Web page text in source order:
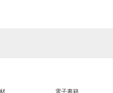
電子書籍